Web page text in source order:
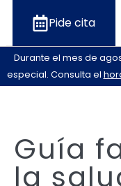
Pide cita
Durante el mes de
especial. Consulta el
Guía
la